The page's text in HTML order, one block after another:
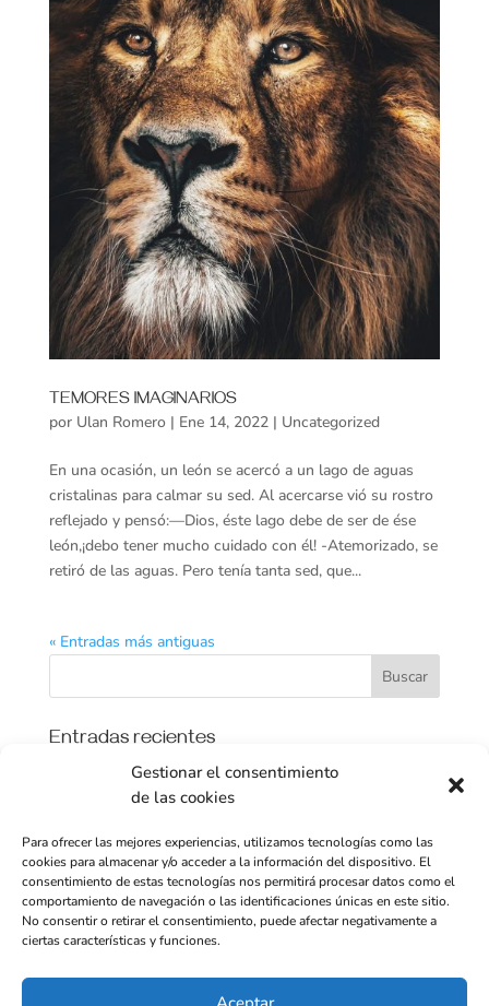
Gestionar el consentimiento
de las cookies
Para ofrecer las mejores experiencias, utilizamos tecnologías como las
cookies para almacenar y/o acceder a la información del dispositivo. El
consentimiento de estas tecnologías nos permitirá procesar datos como el
comportamiento de navegación o las identificaciones únicas en este sitio.
No consentir o retirar el consentimiento, puede afectar negativamente a
ciertas características y funciones.
TEMORES IMAGINARIOS
por Ulan Romero| Ene 14, 2022| Uncategorized
En una ocasión, un león se acercó a un lago de aguas
cristalinas para calmar su sed. Al acercarse vió su rostro
reflejado y pensó:—Dios, éste lago debe de ser de ése
león,¡debo tener mucho cuidado con él! -Atemorizado, se
retiró de las aguas. Pero tenía tanta sed, que...
« Entradas más antiguas
Entradas recientes
NO HACEMOS CEREMONIAS O RITUALES
CHAMANICOS, NO SOMOS CHAMANES, GURUS NI
EL MOMENTO ES AHORA…
Los dos despertares. Lo interno y lo externo
¿Por que cobramos por lo que hacemos?
La Ayahuasca y el potencial humano